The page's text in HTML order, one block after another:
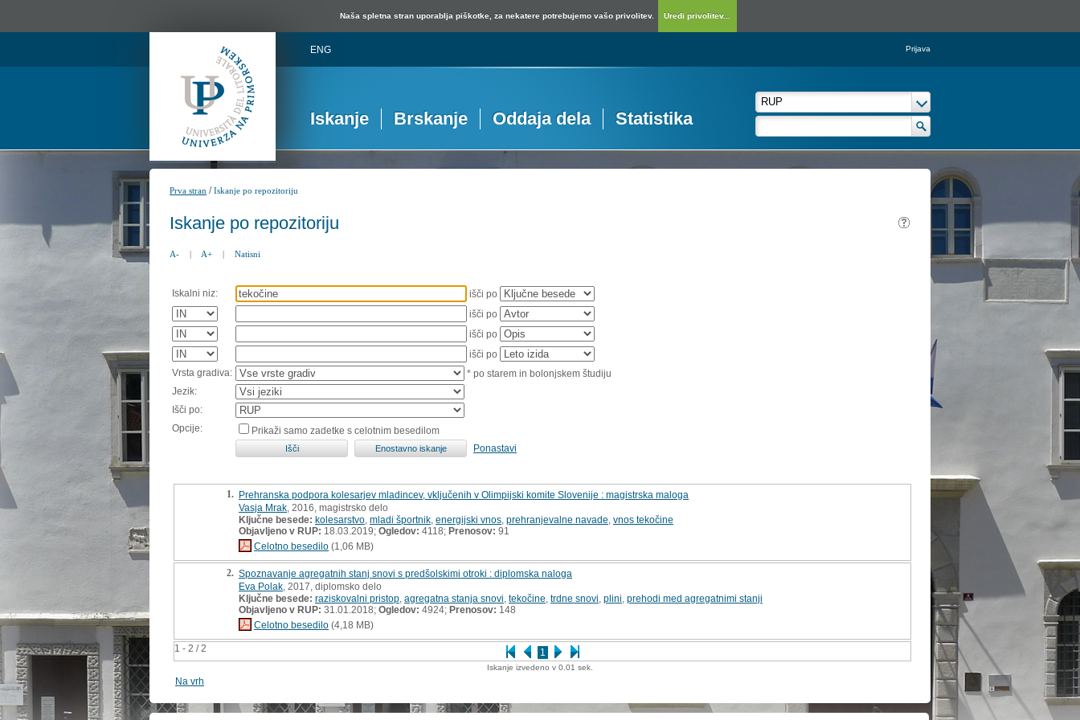
Naša spletna stran uporablja piškotke, za nekatere potrebujemo vašo privolitev. Uredi privolitev...
ENG Prijava
Iskanje Brskanje Oddaja dela Statistika
Prva stran /Iskanje po repozitoriju
Iskanje po repozitoriju
A- | A+ | Natisni
Iskalni niz:
išči po
išči po
išči po
išči po
Vrsta gradiva:
* po starem in bolonjskem študiju
Jezik:
Išči po:
Opcije:
Prikaži samo zadetke s celotnim besedilom
Ponastavi
1 - 2 / 2 1
1. Prehranska podpora kolesarjev mladincev, vključenih v Olimpijski komite Slovenije : magistrska maloga
Vasja Mrak , 2016, magistrsko delo
Ključne besede: kolesarstvo mladi športnik energijski vnos prehranjevalne navade vnos tekočine
Objavljeno v RUP: 18.03.2019; Ogledov: 4118; Prenosov: 91
Celotno besedilo (1,06 MB)
2. Spoznavanje agregatnih stanj snovi s predšolskimi otroki : diplomska naloga
Eva Polak , 2017, diplomsko delo
Ključne besede: raziskovalni pristop agregatna stanja snovi tekočine trdne snovi plini prehodi med agregatnimi stanji
Objavljeno v RUP: 31.01.2018; Ogledov: 4924; Prenosov: 148
Celotno besedilo (4,18 MB)
Iskanje izvedeno v 0.01 sek.
Na vrh